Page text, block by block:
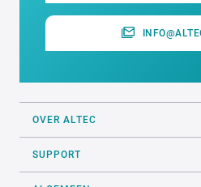
OVER ALTEC
SUPPORT